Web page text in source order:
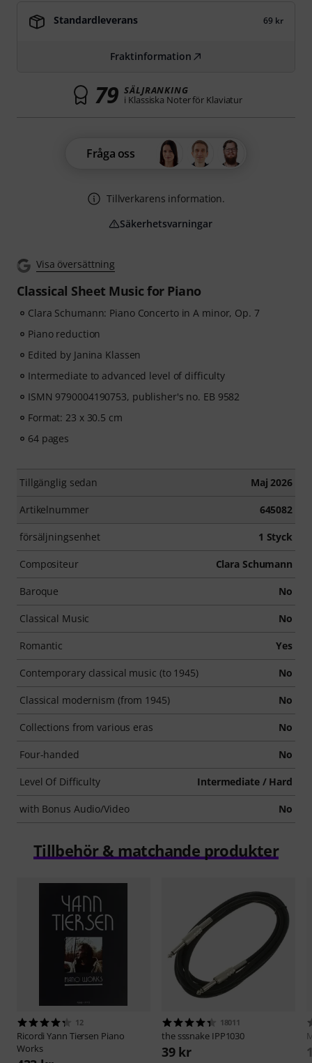
Visa översättning
Classical Sheet Music for Piano
Clara Schumann: Piano Concerto in A minor, Op. 7
Piano reduction
Edited by Janina Klassen
Intermediate to advanced level of difficulty
ISMN 9790004190753, publisher's no. EB 9582
Format: 23 x 30.5 cm
64 pages
Tillgänglig sedan Maj 2026
Artikelnummer 645082
försäljningsenhet 1 Styck
Compositeur Clara Schumann
Baroque No
Classical Music No
Romantic Yes
Contemporary classical music (to 1945) No
Classical modernism (from 1945) No
Collections from various eras No
Four-handed No
Level Of Difficulty Intermediate / Hard
with Bonus Audio/Video No
Standardleverans 69 kr
Fraktinformation
79 SÄLJRANKING
i Klassiska Noter för Klaviatur
Fråga oss
Tillverkarens information.
Säkerhetsvarningar
Tillbehör & matchande produkter
12
RicordiYann Tiersen Piano
Works
18011
the sssnake IPP1030
39 kr